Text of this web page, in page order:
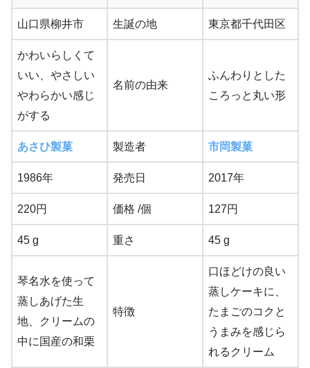
山口県柳井市 生誕の地 東京都千代田区
かわいらしくて
いい、やさしい
やわらかい感じ
がする
名前の由来
ふんわりとした
ころっと丸い形
あさひ製菓 製造者 市岡製菓
1986年 発売日 2017年
220円 価格 /個 127円
45 g 重さ 45 g
琴名水を使って
蒸しあげた生
地、クリームの
中に国産の和栗
特徴
口ほどけの良い
蒸しケーキに、
たまごのコクと
うまみを感じら
れるクリーム